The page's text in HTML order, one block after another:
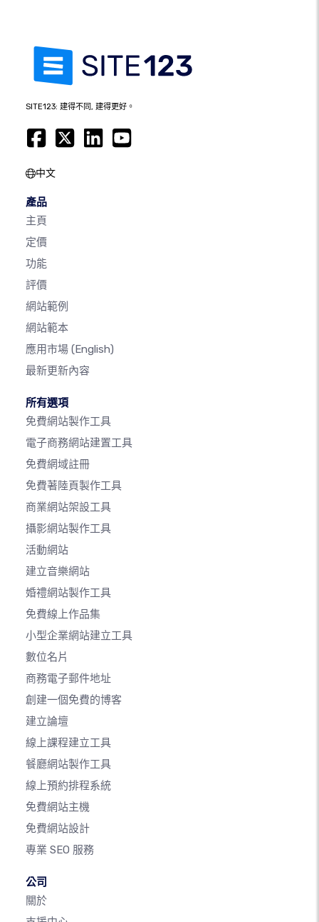
SITE123: 建得不同, 建得更好。
中文
產品
主頁
定價
功能
評價
網站範例
網站範本
應用市場 (English)
最新更新內容
所有選項
免費網站製作工具
電子商務網站建置工具
免費網域註冊
免費著陸頁製作工具
商業網站架設工具
攝影網站製作工具
活動網站
建立音樂網站
婚禮網站製作工具
免費線上作品集
小型企業網站建立工具
數位名片
商務電子郵件地址
創建一個免費的博客
建立論壇
線上課程建立工具
餐廳網站製作工具
線上預約排程系統
免費網站主機
免費網站設計
專業 SEO 服務
公司
關於